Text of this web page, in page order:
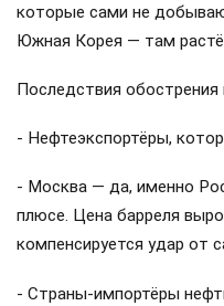
которые сами не
Южная Корея — там
Последствия
- Нефтеэкспортёры,
- Москва — да, именно
плюсе. Цена барреля
компенсируется удар от
- Страны-импортёры